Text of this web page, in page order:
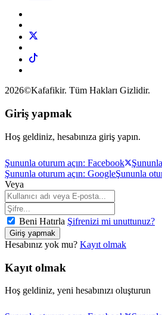
2026©Kafafikir. Tüm Hakları Gizlidir.
Giriş yapmak
Hoş geldiniz, hesabınıza giriş yapın.
Şununla oturum açın: Facebook
Şununla oturum açın: GoogleŞununla
Veya
Beni Hatırla Şifrenizi mi unuttunuz?
Hesabınız yok mu? Kayıt olmak
Kayıt olmak
Hoş geldiniz, yeni hesabınızı oluşturun